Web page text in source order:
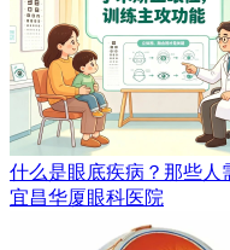
什么是眼底疾病？那些人
宜昌华厦眼科医院